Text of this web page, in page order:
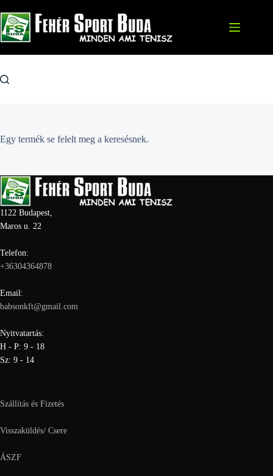
to
content
Egy termék se felelt meg a keresésnek.
1122 Budapest,
Maros u. 22
Telefon:
+36304364878
Email:
babsonkft@gmail.com
Nyitvatartás:
H - P: 9 - 18
Sz: 9 - 14
Szállítás és Fizetés
Visszaküldés/ Csere
ÁSZF